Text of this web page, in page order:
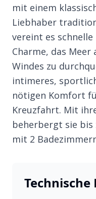
mit einem
Liebhaber
vereint es
Charme, das
Windes zu
intimeres,
nötigen Komfort
Kreuzfahrt. Mit
beherbergt sie bis
mit 2
Technische